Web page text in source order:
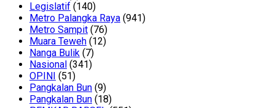
Legislatif (140)
Metro Palangka Raya (941)
Metro Sampit (76)
Muara Teweh (12)
Nanga Bulik (7)
Nasional (341)
OPINI (51)
Pangkalan Bun (9)
Pangkalan Bun (18)